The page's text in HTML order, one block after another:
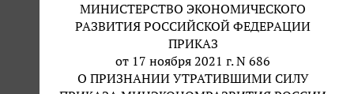
МИНИСТЕРСТВО ЭКОНОМИЧЕСКОГО
РАЗВИТИЯ РОССИЙСКОЙ ФЕДЕРАЦИИ
ПРИКАЗ
от 17 ноября 2021 г. N 686
О ПРИЗНАНИИ УТРАТИВШИМИ СИЛУ